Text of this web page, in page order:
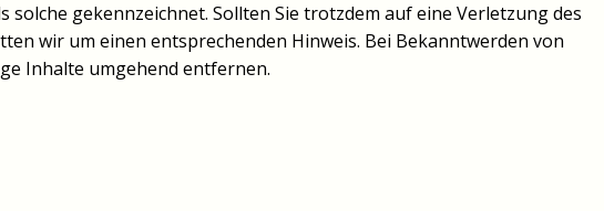
gekennzeichnet. Sollten Sie trotzdem auf eine Verletzung des
wir um einen entsprechenden Hinweis. Bei Bekanntwerden von
Inhalte umgehend entfernen.